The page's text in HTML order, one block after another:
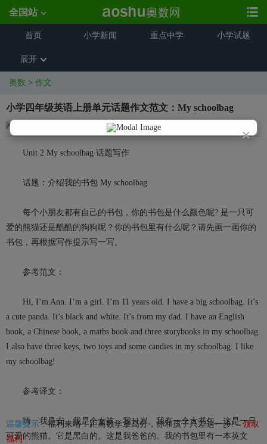
×
全国站
首页 小学新闻 重点中学 小学试题
展开
奥数 > 作文
小学四年级英语上册单元话题作文范文：My schoolbag
网络整理 2024-01-25 15:35:35
Unit 2 My schoolbag 话题写作
话题：介绍我的书包 My schoolbag
每个小朋友都有自己的书包，你的书包是什么颜色呢? 是一只可
爱的熊猫还是酷酷的狗狗呢？你的书包里有什么呢？请先画一画你的
书包，再根据写作提示写一写。
参考范文：
Hi, I’m Ann. I’m a girl. I’m 11 years old. I have a big schoolbag. It’s
a cute panda. It’s black and white. It’s from my dad. I have an English
book, a Chinese book, a maths book and three storybooks in my schoolbag.
I also have three keys, two toys and some candies in my schoolbag. I like
my schoolbag!
参考译文：
嗨，我是安。我是个女孩。我11岁。我有一个大书包。这是一只
可爱的熊猫。它是黑白的。这是我爸爸的。我的书包里有一本英文
温馨提示：福利来咯！距离数学拿高分，你和孩子只差这一步!→领取
福利